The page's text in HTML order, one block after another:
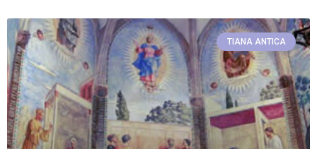
TIANA ANTICA